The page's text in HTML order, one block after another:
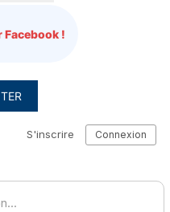
Facebook !